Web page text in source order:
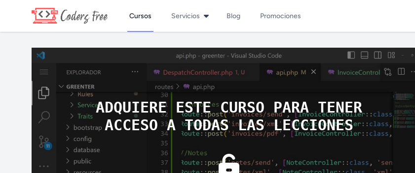
Cursos Servicios Blog Promociones
ADQUIERE ESTE CURSO PARA TENER
ACCESO A TODAS LAS LECCIONES